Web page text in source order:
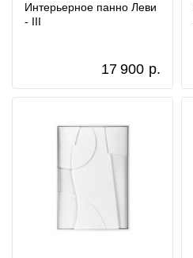
Интерьерное панно Леви
- III
17 900 р.